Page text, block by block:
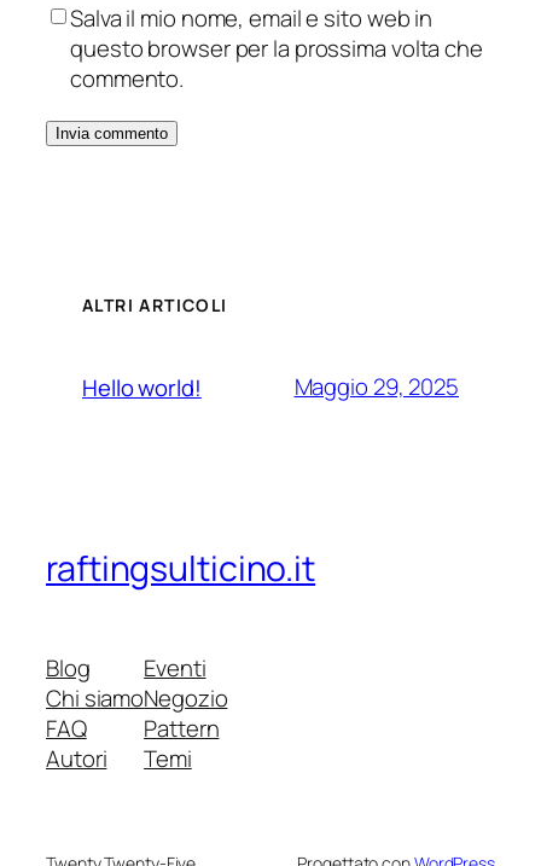
Salva il mio nome, email e sito web in
questo browser per la prossima volta che
commento.
ALTRI ARTICOLI
Hello world! Maggio 29, 2025
raftingsulticino.it
Blog
Chi siamo
FAQ
Autori
Eventi
Negozio
Pattern
Temi